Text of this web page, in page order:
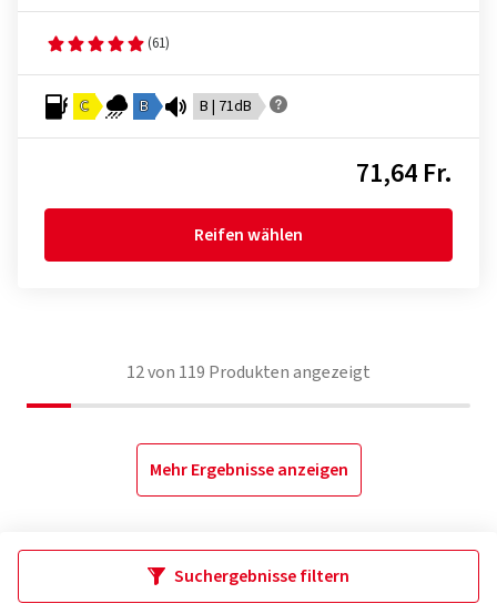
(61)
C B B | 71dB
71,64 Fr.
Reifen wählen
12von 119 Produkten angezeigt
Mehr Ergebnisse anzeigen
Suchergebnisse filtern